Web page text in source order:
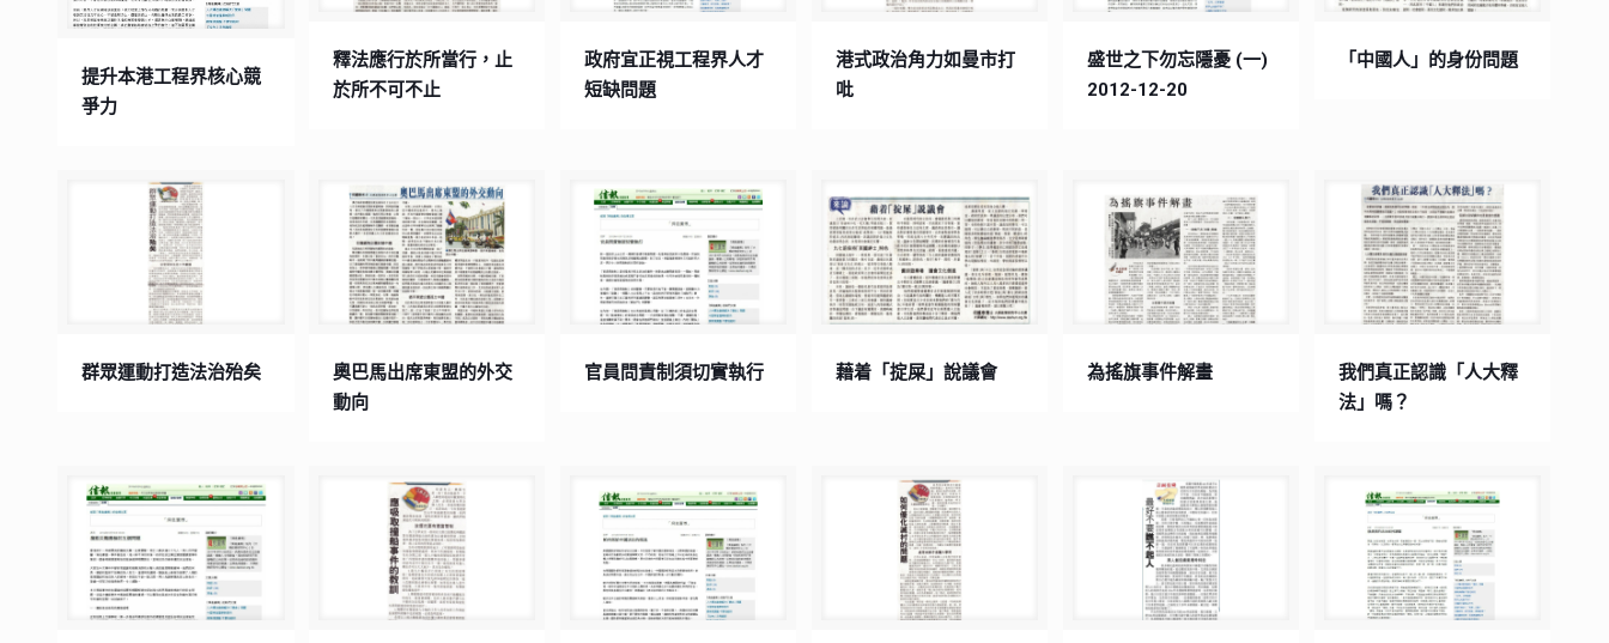
提升本港工程界核心競
爭力
釋法應行於所當行，止
於所不可不止
政府宜正視工程界人才
短缺問題
港式政治角力如曼市打
吡
盛世之下勿忘隱憂 (一)
2012-12-20
「中國人」的身份問題
群眾運動打造法治殆矣
奧巴馬出席東盟的外交
動向
官員問責制須切實執行 藉着「掟屎」說議會 為搖旗事件解畫
我們真正認識「人大釋
法」嗎？